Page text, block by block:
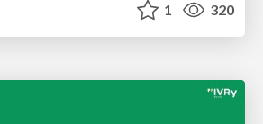
1 320